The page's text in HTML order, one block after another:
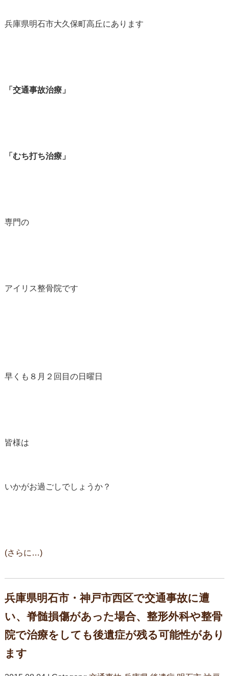
兵庫県明石市大久保町高丘にあります
「交通事故治療」
「むち打ち治療」
専門の
アイリス整骨院です
早くも８月２回目の日曜日
皆様は
いかがお過ごしでしょうか？
(さらに…)
兵庫県明石市・神戸市西区で交通事故に遭
い、脊髄損傷があった場合、整形外科や整骨
院で治療をしても後遺症が残る可能性があり
ます